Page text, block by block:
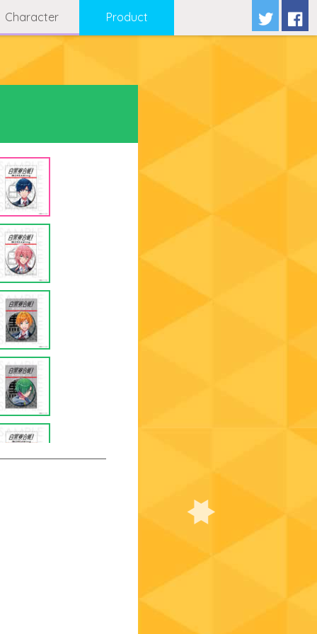
Character Product